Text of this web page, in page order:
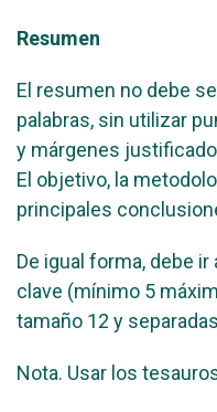
Resumen
El resumen no debe
palabras, sin utilizar
y márgenes
El objetivo, la
principales
De igual forma, debe
clave (mínimo 5
tamaño 12 y
Nota. Usar los